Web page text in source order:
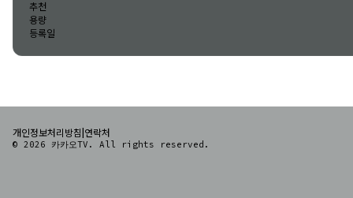
추천
용량
등록일
개인정보처리방침 연락처
© 2026 카카오TV. All rights reserved.